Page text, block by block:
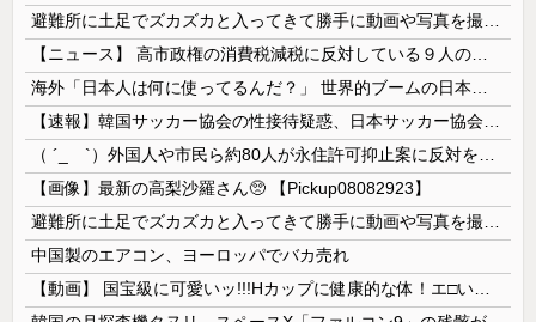
【画像】最新の高梨沙羅さん🥺 【Pickup08082923】
中国製のエアコン、ヨーロッパでバカ売れ